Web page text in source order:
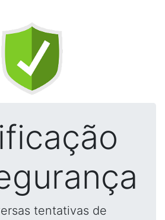
tentativas de